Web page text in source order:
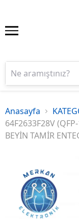
Anasayfa
64F2633F28V
BEYİN TAMİR